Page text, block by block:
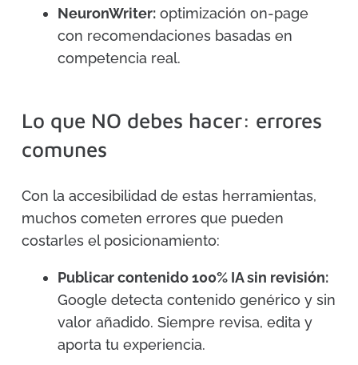
NeuronWriter: optimización on-page
con recomendaciones basadas en
competencia real.
Lo que NO debes hacer: errores
comunes
Con la accesibilidad de estas herramientas,
muchos cometen errores que pueden
costarles el posicionamiento:
Publicar contenido 100% IA sin revisión:
Google detecta contenido genérico y sin
valor añadido. Siempre revisa, edita y
aporta tu experiencia.